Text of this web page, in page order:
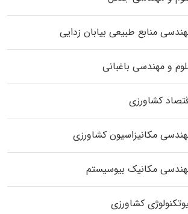
منابع طبیعی بیابان زدایی
و مهندسی باغبانی
کشاورزی
مکانیزاسیون کشاورزی
مکانیک بیوسیستم
کشاورزی